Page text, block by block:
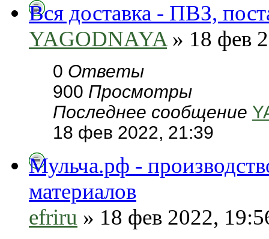
Вся доставка - ПВЗ,
YAGODNAYA» 18 фев
0 Ответы
900 Просмотры
Последнее сообщение
18 фев 2022, 21:39
Мульча.рф -
материалов
efriru » 18 фев 2022,